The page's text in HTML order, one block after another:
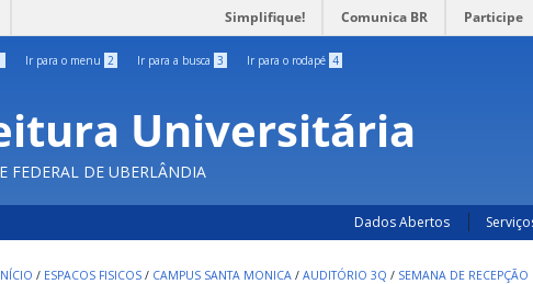
Simplifique! Comunica BR Participe
Ir para o menu 2 Ir para a busca 3 Ir para o rodapé 4
Universitária
FEDERAL DE UBERLÂNDIA
Dados Abertos
/ ESPACOS FISICOS / CAMPUS SANTA MONICA / AUDITÓRIO 3Q / SEMANA DE